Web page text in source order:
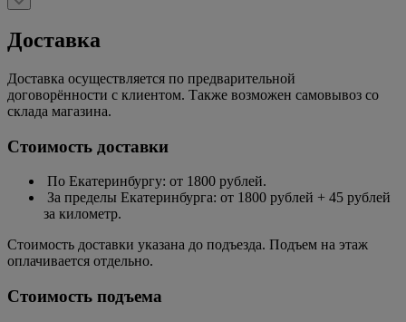
Доставка
Доставка осуществляется по предварительной
договорённости с клиентом. Также возможен самовывоз со
склада магазина.
Стоимость доставки
По Екатеринбургу: от 1800 рублей.
За пределы Екатеринбурга: от 1800 рублей + 45 рублей
за километр.
Стоимость доставки указана до подъезда. Подъем на этаж
оплачивается отдельно.
Стоимость подъема